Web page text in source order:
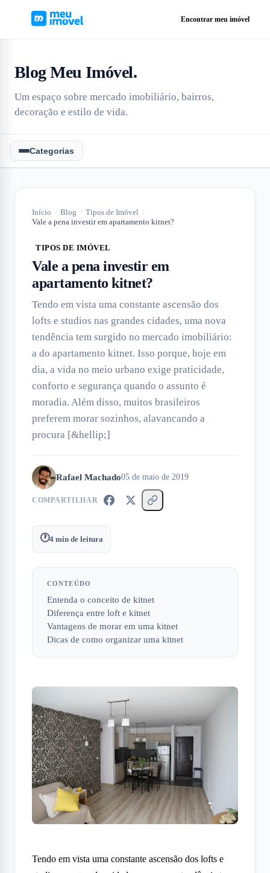
Encontrar meu imóvel
Blog Meu Imóvel.
Um espaço sobre mercado imobiliário, bairros,
decoração e estilo de vida.
Categorias
Início / Blog / Tipos de Imóvel /
Vale a pena investir em apartamento kitnet?
TIPOS DE IMÓVEL
Vale a pena investir em
apartamento kitnet?
Tendo em vista uma constante ascensão dos
lofts e studios nas grandes cidades, uma nova
tendência tem surgido no mercado imobiliário:
a do apartamento kitnet. Isso porque, hoje em
dia, a vida no meio urbano exige praticidade,
conforto e segurança quando o assunto é
moradia. Além disso, muitos brasileiros
preferem morar sozinhos, alavancando a
procura [&hellip;]
Rafael Machado05 de maio de 2019
COMPARTILHAR
🕐4 min de leitura
CONTEÚDO
Entenda o conceito de kitnet
Diferença entre loft e kitnet
Vantagens de morar em uma kitnet
Dicas de como organizar uma kitnet
Tendo em vista uma constante ascensão dos lofts e